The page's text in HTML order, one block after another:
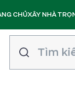
CHỦXÂY NHÀ